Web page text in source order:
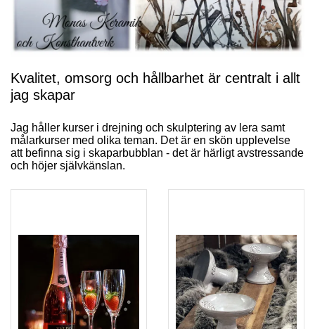
Kvalitet, omsorg och hållbarhet är centralt i allt
jag skapar
Jag håller kurser i drejning och skulptering av lera samt
målarkurser med olika teman. Det är en skön upplevelse
att befinna sig i skaparbubblan - det är härligt avstressande
och höjer självkänslan.